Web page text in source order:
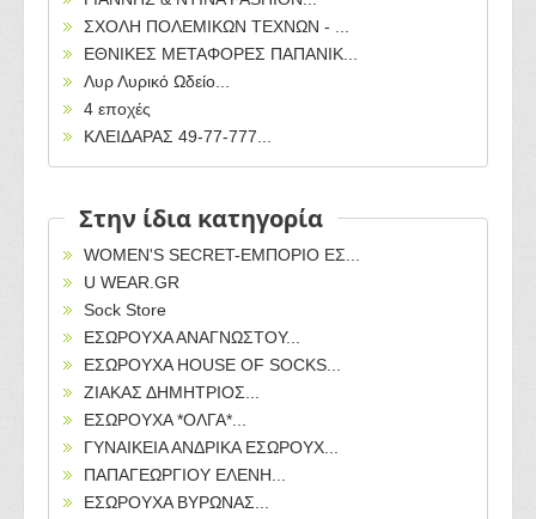
ΣΧΟΛΗ ΠΟΛΕΜΙΚΩΝ ΤΕΧΝΩΝ - ...
ΕΘΝΙΚΕΣ ΜΕΤΑΦΟΡΕΣ ΠΑΠΑΝΙΚ...
Λυρ Λυρικό Ωδείο...
4 εποχές
ΚΛΕΙΔΑΡΑΣ 49-77-777...
Στην ίδια κατηγορία
WOMEN'S SECRET-ΕΜΠΟΡΙΟ ΕΣ...
U WEAR.GR
Sock Store
ΕΣΩΡΟΥΧΑ ΑΝΑΓΝΩΣΤΟΥ...
ΕΣΩΡΟΥΧΑ HOUSE OF SOCKS...
ΖΙΑΚΑΣ ΔΗΜΗΤΡΙΟΣ...
ΕΣΩΡΟΥΧΑ *ΟΛΓΑ*...
ΓΥΝΑΙΚΕΙΑ ΑΝΔΡΙΚΑ ΕΣΩΡΟΥΧ...
ΠΑΠΑΓΕΩΡΓΙΟΥ ΕΛΕΝΗ...
ΕΣΩΡΟΥΧΑ ΒΥΡΩΝΑΣ...